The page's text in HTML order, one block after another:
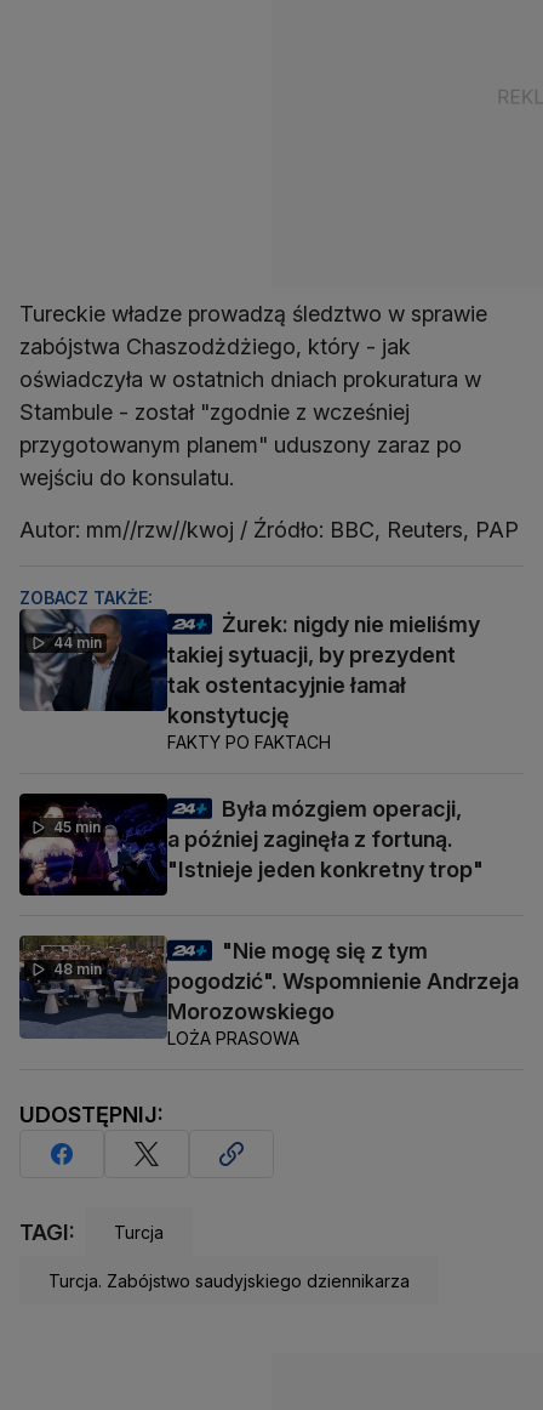
Tureckie władze prowadzą śledztwo w sprawie
zabójstwa Chaszodżdżiego, który - jak
oświadczyła w ostatnich dniach prokuratura w
Stambule - został "zgodnie z wcześniej
przygotowanym planem" uduszony zaraz po
wejściu do konsulatu.
Autor: mm//rzw//kwoj / Źródło: BBC, Reuters, PAP
ZOBACZ TAKŻE:
44 min
Żurek: nigdy nie mieliśmy
takiej sytuacji, by prezydent
tak ostentacyjnie łamał
konstytucję
FAKTY PO FAKTACH
45 min
Była mózgiem operacji,
a później zaginęła z fortuną.
"Istnieje jeden konkretny trop"
48 min
"Nie mogę się z tym
pogodzić". Wspomnienie Andrzeja
Morozowskiego
LOŻA PRASOWA
UDOSTĘPNIJ:
TAGI: Turcja
Turcja. Zabójstwo saudyjskiego dziennikarza